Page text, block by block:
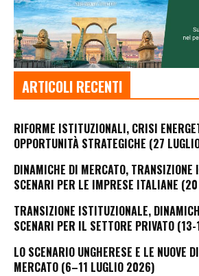
ARTICOLI RECENTI
RIFORME ISTITUZIONALI, CRISI
OPPORTUNITÀ STRATEGICHE (27
DINAMICHE DI MERCATO, TRANSIZIONE
SCENARI PER LE IMPRESE ITALIANE
TRANSIZIONE ISTITUZIONALE,
SCENARI PER IL SETTORE PRIVATO
LO SCENARIO UNGHERESE E LE NUOVE
MERCATO (6–11 LUGLIO 2026)